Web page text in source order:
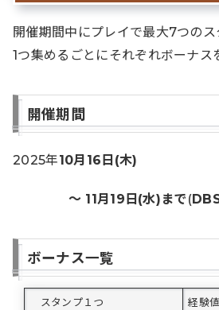
開催期間中にプレイで最大7つのス
1つ集めるごとにそれぞれボーナス
開催期間
2025年10月16日(木)
～ 11月19日(水)まで (
ボーナス一覧
スタンプ１つ 経験